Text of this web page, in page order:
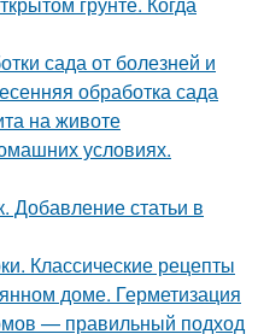
сада от болезней и
обработка сада
на животе
условиях.
Добавление статьи в
Классические рецепты
доме. Герметизация
— правильный подход